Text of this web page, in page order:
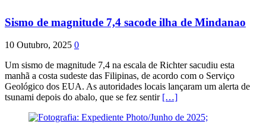
Sismo de magnitude 7,4 sacode ilha de Mindanao
10 Outubro, 2025 0
Um sismo de magnitude 7,4 na escala de Richter sacudiu esta
manhã a costa sudeste das Filipinas, de acordo com o Serviço
Geológico dos EUA. As autoridades locais lançaram um alerta de
tsunami depois do abalo, que se fez sentir […]